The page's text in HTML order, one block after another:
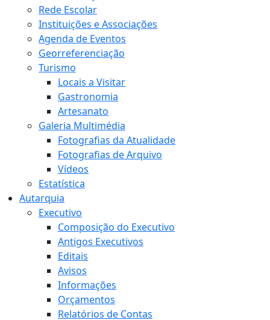
Rede Escolar
Instituições e Associações
Agenda de Eventos
Georreferenciação
Turismo
Locais a Visitar
Gastronomia
Artesanato
Galeria Multimédia
Fotografias da Atualidade
Fotografias de Arquivo
Vídeos
Estatística
Autarquia
Executivo
Composição do Executivo
Antigos Executivos
Editais
Avisos
Informações
Orçamentos
Relatórios de Contas